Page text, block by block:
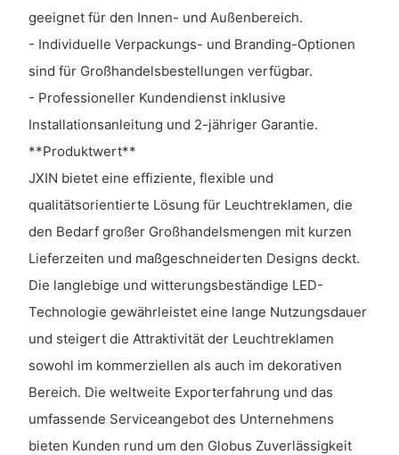
geeignet für den Innen- und Außenbereich.
- Individuelle Verpackungs- und Branding-Optionen
sind für Großhandelsbestellungen verfügbar.
- Professioneller Kundendienst inklusive
Installationsanleitung und 2-jähriger Garantie.
**Produktwert**
JXIN bietet eine effiziente, flexible und
qualitätsorientierte Lösung für Leuchtreklamen, die
den Bedarf großer Großhandelsmengen mit kurzen
Lieferzeiten und maßgeschneiderten Designs deckt.
Die langlebige und witterungsbeständige LED-
Technologie gewährleistet eine lange Nutzungsdauer
und steigert die Attraktivität der Leuchtreklamen
sowohl im kommerziellen als auch im dekorativen
Bereich. Die weltweite Exporterfahrung und das
umfassende Serviceangebot des Unternehmens
bieten Kunden rund um den Globus Zuverlässigkeit